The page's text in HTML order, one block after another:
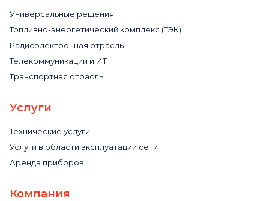
Универсальные решения
Топливно-энергетический комплекс (ТЭК)
Радиоэлектронная отрасль
Телекоммуникации и ИТ
Транспортная отрасль
Услуги
Технические услуги
Услуги в области эксплуатации сети
Аренда приборов
Компания